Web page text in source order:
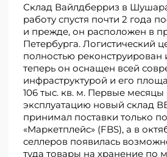
Склад Вайлдберриз в
работу спустя почти 2 года
и прежде, он расположен в
Петербурга. Логистический
полностью реконструирован
теперь он оснащен всей
инфраструктурой и его
106 тыс. кв. м. Первые месяцы
эксплуатацию новый склад
принимал поставки только
«Маркетплейс» (FBS), а в
селлеров появилась
туда товары на хранение по